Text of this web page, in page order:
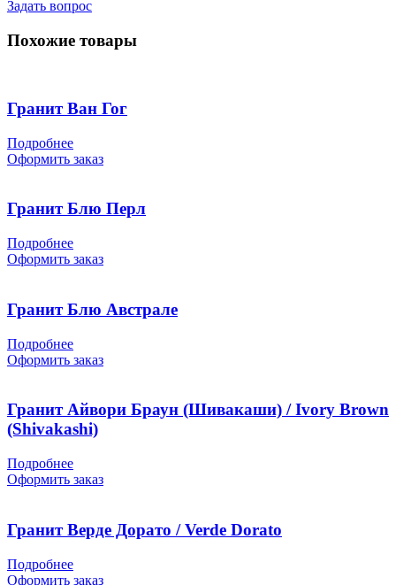
Задать вопрос
Похожие товары
Гранит Ван Гог
Подробнее
Оформить заказ
Гранит Блю Перл
Подробнее
Оформить заказ
Гранит Блю Австрале
Подробнее
Оформить заказ
Гранит Айвори Браун (Шивакаши) / Ivory Brown
(Shivakashi)
Подробнее
Оформить заказ
Гранит Верде Дорато / Verde Dorato
Подробнее
Оформить заказ